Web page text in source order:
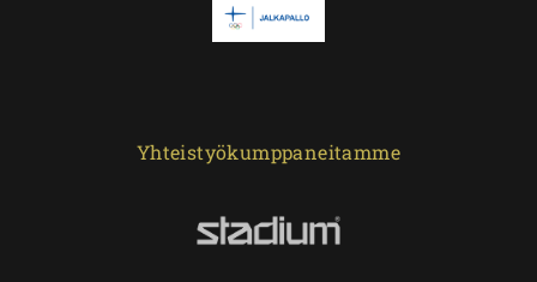
Yhteistyökumppaneitamme